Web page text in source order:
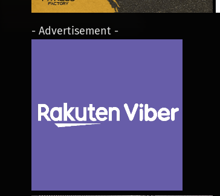
- Advertisement -